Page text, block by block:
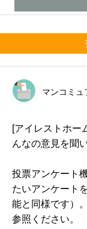
マンコミュ
[アイレストホー
んなの意見を聞
投票アンケート
たいアンケート
能と同様です）
参照ください。